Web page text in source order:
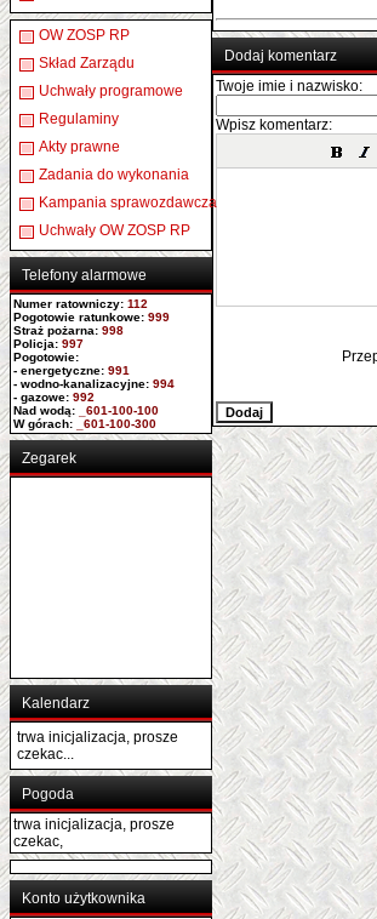
OW ZOSP RP
Skład Zarządu
Uchwały programowe
Regulaminy
Akty prawne
Zadania do wykonania
Kampania sprawozdawcza
Uchwały OW ZOSP RP
Telefony alarmowe
Numer ratowniczy: 112
Pogotowie ratunkowe: 999
Straż pożarna: 998
Policja: 997
Pogotowie:
- energetyczne: 991
- wodno-kanalizacyjne: 994
- gazowe: 992
Nad wodą: _601-100-100
W górach: _601-100-300
Zegarek
Kalendarz
trwa inicjalizacja, prosze
czekac...
Pogoda
trwa inicjalizacja, prosze
czekac,
Konto użytkownika
Dodaj komentarz
Twoje imie i nazwisko:
Wpisz komentarz: